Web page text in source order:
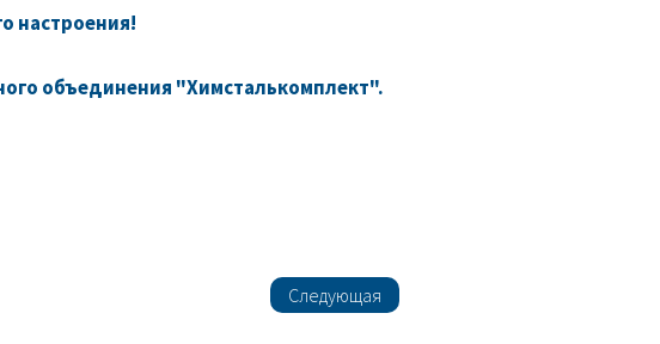
настроения!
объединения "Химсталькомплект".
Следующая